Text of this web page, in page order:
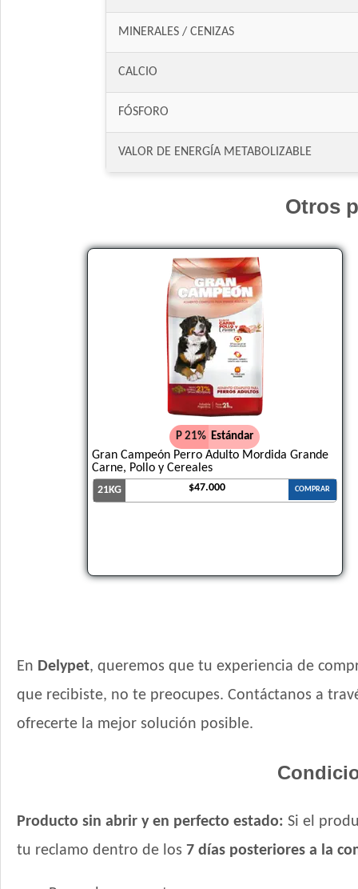
MINERALES / CENIZAS
CALCIO
FÓSFORO
VALOR DE ENERGÍA METABOLIZABLE
Otros
P 21% Estándar
Gran Campeón Perro Adulto Mordida Grande
Carne, Pollo y Cereales
21KG $47.000 COMPRAR
En Delypet, queremos que tu experiencia de
que recibiste, no te preocupes. Contáctanos a
ofrecerte la mejor solución posible.
Producto sin abrir y en perfecto estado: Si el
tu reclamo dentro de los 7 días posteriores a la